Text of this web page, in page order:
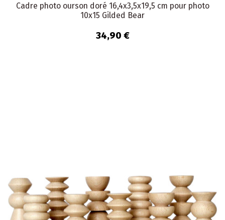
Cadre photo ourson doré 16,4x3,5x19,5 cm pour photo
10x15 Gilded Bear
34,90 €